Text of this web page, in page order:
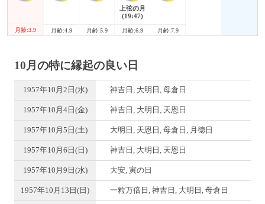
月齢:3.9 月齢:4.9 月齢:5.9
上弦の月
(19:47)
月齢:6.9 月齢:7.9
10月の特に縁起の良い日
1957年10月2日(水) 神吉日, 大明日, 母倉日
1957年10月4日(金) 神吉日, 大明日, 天恩日
1957年10月5日(土) 大明日, 天恩日, 母倉日, 月徳日
1957年10月6日(日) 神吉日, 大明日, 天恩日
1957年10月9日(水) 大安, 寅の日
1957年10月13日(日) 一粒万倍日, 神吉日, 大明日, 母倉日